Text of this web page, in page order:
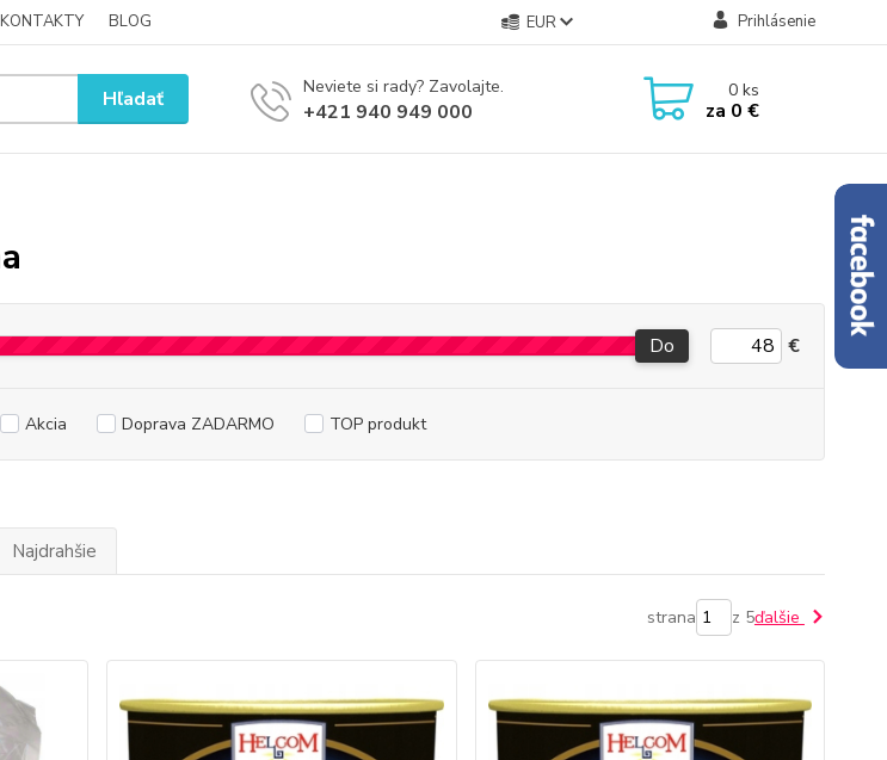
KONTAKTY BLOG EUR Prihlásenie
Hľadať Neviete si rady? Zavolajte.
+421 940 949 000
0ks
za 0 €
Do €
Akcia Doprava ZADARMO TOP produkt
Najdrahšie
strana z 5ďalšie